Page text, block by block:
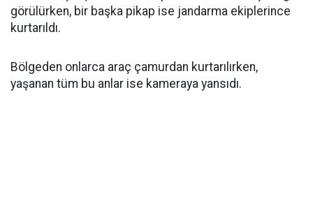
görülürken, bir başka pikap ise jandarma ekiplerince
kurtarıldı.
Bölgeden onlarca araç çamurdan kurtarılırken,
yaşanan tüm bu anlar ise kameraya yansıdı.